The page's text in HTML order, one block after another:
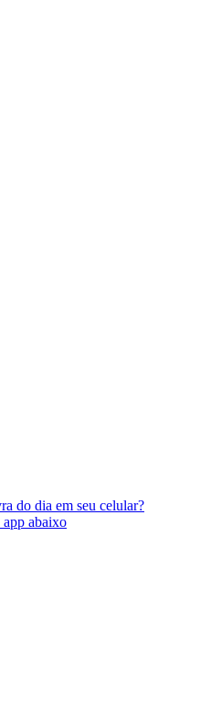
do dia em seu celular?
abaixo